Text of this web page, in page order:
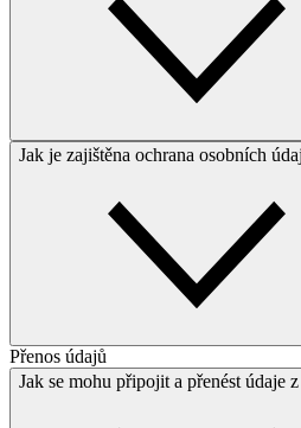
Jak je zajištěna ochrana osobních
Přenos údajů
Jak se mohu připojit a přenést údaje